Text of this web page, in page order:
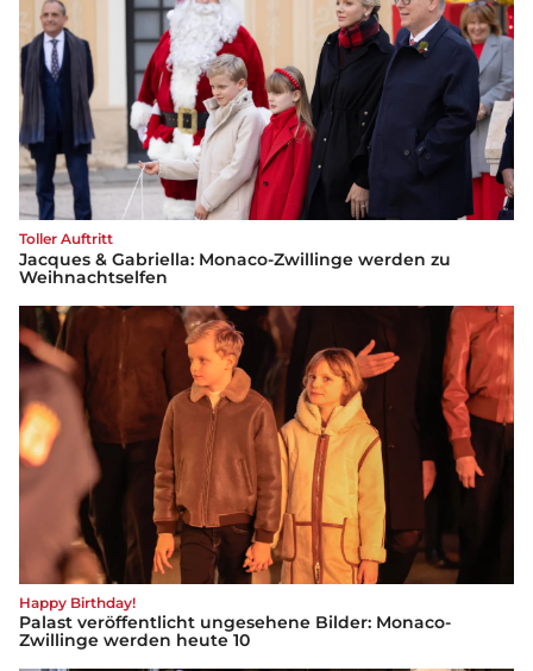
Toller Auftritt
Jacques & Gabriella: Monaco-Zwillinge werden zu
Weihnachtselfen
Happy Birthday!
Palast veröffentlicht ungesehene Bilder: Monaco-
Zwillinge werden heute 10